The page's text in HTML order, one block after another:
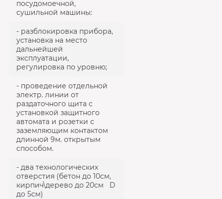
посудомоечной,
сушильной машины:
- разблокировка прибора,
установка на место
дальнейшей
эксплуатации,
регулировка по уровню;
- проведение отдельной
электр. линии от
раздаточного щита с
установкой защитного
автомата и розетки с
заземляющим контактом
длинной 9м. открытым
способом.
- два технологических
отверстия (бетон до 10см,
кирпич\дерево до 20см D
до 5см)